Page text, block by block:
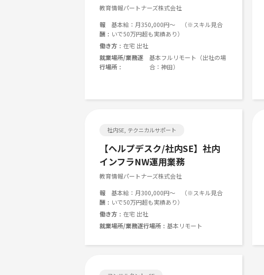
教育情報パートナーズ株式会社
報
酬
基本給：月350,000円～ （※スキル見合
いで50万円超も実績あり）
働き方
在宅 出社
就業場所/業務遂
行場所
基本フルリモート（出社の場
合：神田）
社内SE, テクニカルサポート
【ヘルプデスク/社内SE】社内
インフラNW運用業務
教育情報パートナーズ株式会社
報
酬
基本給：月300,000円～ （※スキル見合
いで50万円超も実績あり）
働き方
在宅 出社
就業場所/業務遂行場所
基本リモート